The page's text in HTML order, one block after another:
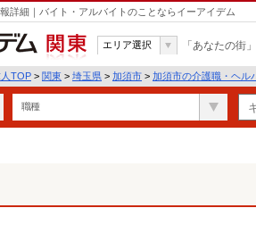
詳細｜バイト・アルバイトのことならイーアイデム
関東
エリア選択 「あなたの街
TOP > 関東 > 埼玉県 > 加須市 > 加須市の介護職・ヘル
職種